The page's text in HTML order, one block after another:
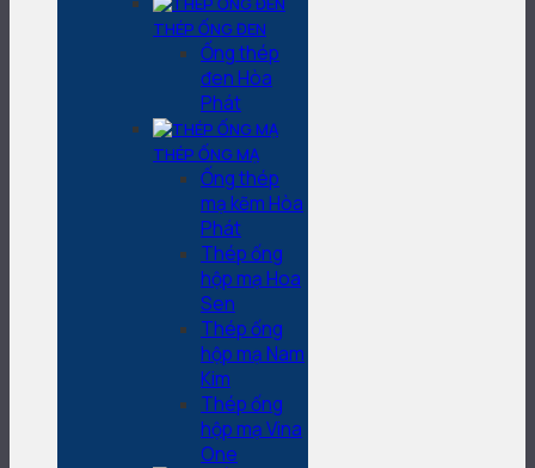
THÉP ỐNG ĐEN
Ống thép
đen Hòa
Phát
THÉP ỐNG MẠ
Ống thép
mạ kẽm Hòa
Phát
Thép ống
hộp mạ Hoa
Sen
Thép ống
hộp mạ Nam
Kim
Thép ống
hộp mạ Vina
One